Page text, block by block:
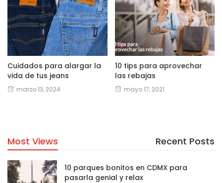
Cuidados para alargar la
vida de tus jeans
marzo 13, 2024
10 tips para aprovechar
las rebajas
mayo 17, 2021
Most Views Recent Posts
10 parques bonitos en CDMX para
pasarla genial y relax